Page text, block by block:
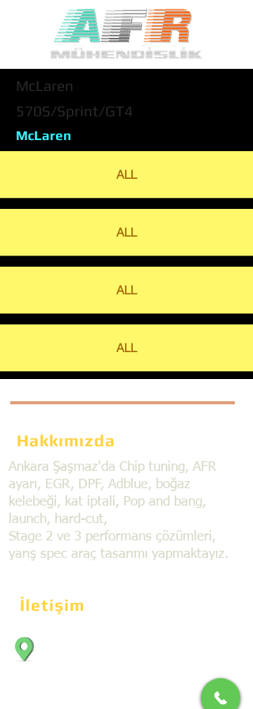
McLaren
570S/Sprint/GT4
McLaren
ALL
ALL
ALL
ALL
Hakkımızda
Ankara Şaşmaz'da Chip tuning, AFR
ayarı, EGR, DPF, Adblue, boğaz
kelebeği, kat iptali, Pop and bang,
launch, hard-cut,
Stage 2 ve 3 performans çözümleri,
yarış spec araç tasarımı yapmaktayız.
İletişim